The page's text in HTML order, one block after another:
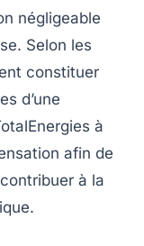
négligeable
Selon les
constituer
d’une
à
afin de
à la